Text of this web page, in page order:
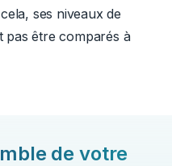
ses niveaux de
pas être comparés à
de votre